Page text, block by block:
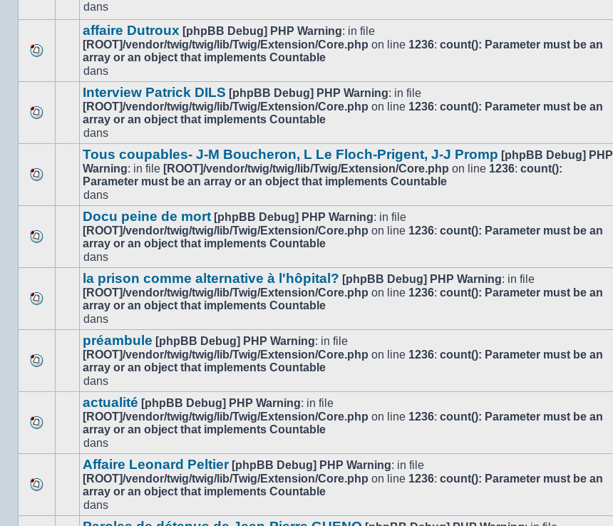
nouveau
message
ce
dans
nouveau
message
affaire Dutroux [phpBB Debug] PHP Warning: in file
[ROOT]/vendor/twig/twig/lib/Twig/Extension/Core.php on line 1236: count(): Parameter must be an
array or an object that implements Countable
dans
nouveau
message
Interview Patrick DILS [phpBB Debug] PHP Warning: in file
[ROOT]/vendor/twig/twig/lib/Twig/Extension/Core.php on line 1236: count(): Parameter must be an
array or an object that implements Countable
dans
nouveau
message
Tous coupables- J-M Boucheron, L Le Floch-Prigent, J-J Promp [phpBB Debug] PHP
Warning: in file [ROOT]/vendor/twig/twig/lib/Twig/Extension/Core.php on line 1236: count():
Parameter must be an array or an object that implements Countable
dans
nouveau
message
Docu peine de mort [phpBB Debug] PHP Warning: in file
[ROOT]/vendor/twig/twig/lib/Twig/Extension/Core.php on line 1236: count(): Parameter must be an
array or an object that implements Countable
dans
nouveau
message
la prison comme alternative à l'hôpital? [phpBB Debug] PHP Warning: in file
[ROOT]/vendor/twig/twig/lib/Twig/Extension/Core.php on line 1236: count(): Parameter must be an
array or an object that implements Countable
dans
nouveau
message
préambule [phpBB Debug] PHP Warning: in file
[ROOT]/vendor/twig/twig/lib/Twig/Extension/Core.php on line 1236: count(): Parameter must be an
array or an object that implements Countable
dans
nouveau
message
actualité [phpBB Debug] PHP Warning: in file
[ROOT]/vendor/twig/twig/lib/Twig/Extension/Core.php on line 1236: count(): Parameter must be an
array or an object that implements Countable
dans
nouveau
message
Affaire Leonard Peltier [phpBB Debug] PHP Warning: in file
[ROOT]/vendor/twig/twig/lib/Twig/Extension/Core.php on line 1236: count(): Parameter must be an
array or an object that implements Countable
dans